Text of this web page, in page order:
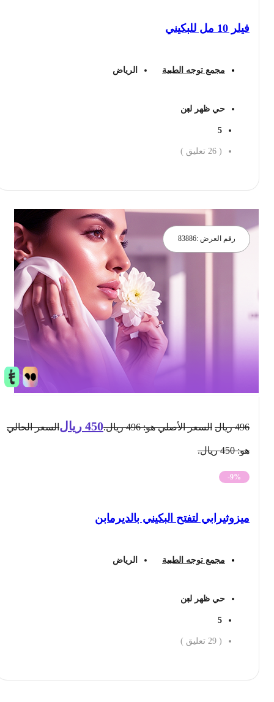
فيلر 10 مل للبكيني
مجمع توجه الطبية الرياض
حي ظهر لبن
26 تعليق )
رقم العرض :83886
ريال السعر الأصلي هو: 496 ريال. 450 ريال السعر الحالي
-9%
ميزوثيرابي لتفتح البكيني بالديرمابن
مجمع توجه الطبية الرياض
حي ظهر لبن
29 تعليق )